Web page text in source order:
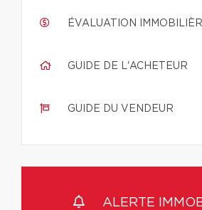
ÉVALUATION
GUIDE DE L'ACHETEUR
GUIDE DU VENDEUR
ALERTE